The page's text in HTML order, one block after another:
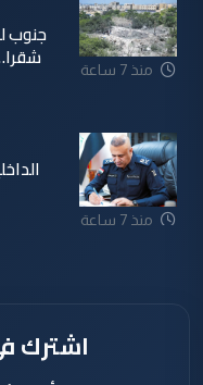
منذ 7 ساعة
جنوب
منذ 7 ساعة
اشترك